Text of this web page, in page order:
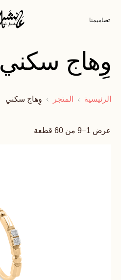
تصاميمنا
وِهاج سكني
الرئيسية المتجر وِهاج سكني
عرض 1–9 من 60 قطعة